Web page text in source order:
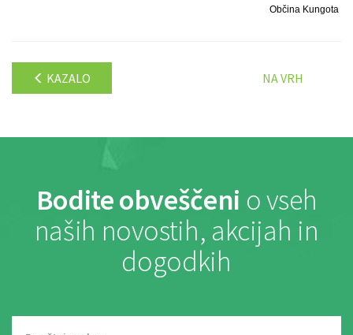
Občina Kungota
KAZALO NA VRH
Bodite obveščeni o vseh
naših novostih, akcijah in
dogodkih